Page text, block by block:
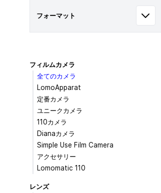
フォーマット
フィルムカメラ
全てのカメラ
LomoApparat
定番カメラ
ユニークカメラ
110カメラ
Dianaカメラ
Simple Use Film Camera
アクセサリー
Lomomatic 110
レンズ